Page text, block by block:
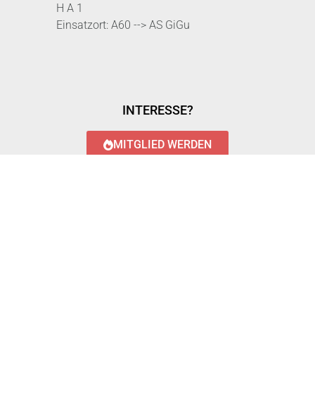
H A 1
Einsatzort: A60 --> AS GiGu
INTERESSE?
MITGLIED WERDEN